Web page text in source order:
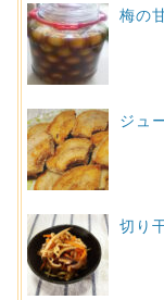
梅の
ジュ
切り